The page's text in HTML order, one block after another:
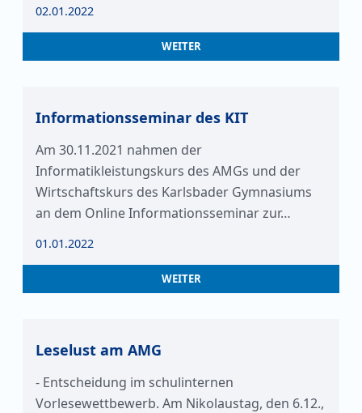
02.01.2022
WEITER
Informationsseminar des KIT
Am 30.11.2021 nahmen der
Informatikleistungskurs des AMGs und der
Wirtschaftskurs des Karlsbader Gymnasiums
an dem Online Informationsseminar zur…
01.01.2022
WEITER
Leselust am AMG
- Entscheidung im schulinternen
Vorlesewettbewerb. Am Nikolaustag, den 6.12.,